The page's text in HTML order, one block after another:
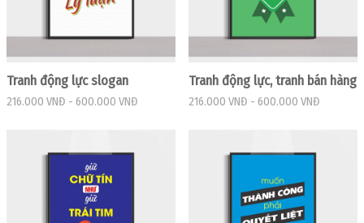
Tranh động lực slogan
216.000 VNĐ - 600.000 VNĐ
Tranh động lực, tranh bán hàng
216.000 VNĐ - 600.000 VNĐ